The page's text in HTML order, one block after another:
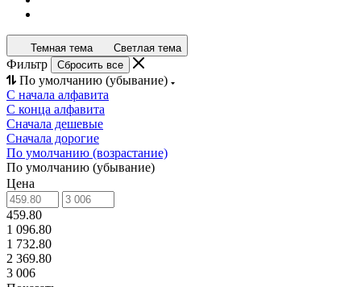
Темная тема Светлая тема
Фильтр Сбросить все
По умолчанию (убывание)
С начала алфавита
С конца алфавита
Сначала дешевые
Сначала дорогие
По умолчанию (возрастание)
По умолчанию (убывание)
Цена
459.80
1 096.80
1 732.80
2 369.80
3 006